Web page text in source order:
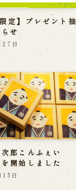
定】プレゼント抽
せ
日
郎こんふぇい
開始しました
日